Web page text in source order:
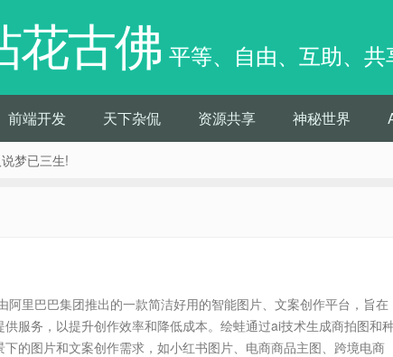
花古佛 平等、自由、互助、共
前端开发 天下杂侃 资源共享 神秘世界
梦已三生!
阿里巴巴集团推出的一款简洁好用的智能图片、文案创作平台，旨在
服务，以提升创作效率和降低成本。绘蛙通过ai技术生成商拍图和
的图片和文案创作需求，如小红书图片、电商商品主图、跨境电商